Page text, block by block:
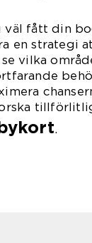
väl fått din
en strategi
vilka
.